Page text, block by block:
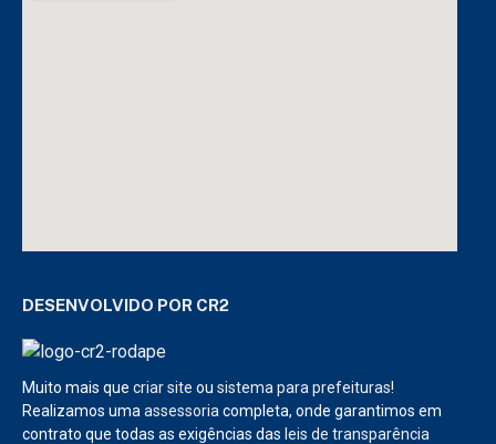
DESENVOLVIDO POR CR2
Muito mais que criar site ou sistema para prefeituras!
Realizamos uma assessoria completa, onde garantimos em
contrato que todas as exigências das leis de transparência